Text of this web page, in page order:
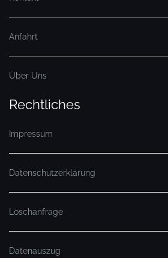
Anfahrt
Über Uns
Rechtliches
Impressum
Datenschutzerklärung
Löschanfrage
Datenauszug